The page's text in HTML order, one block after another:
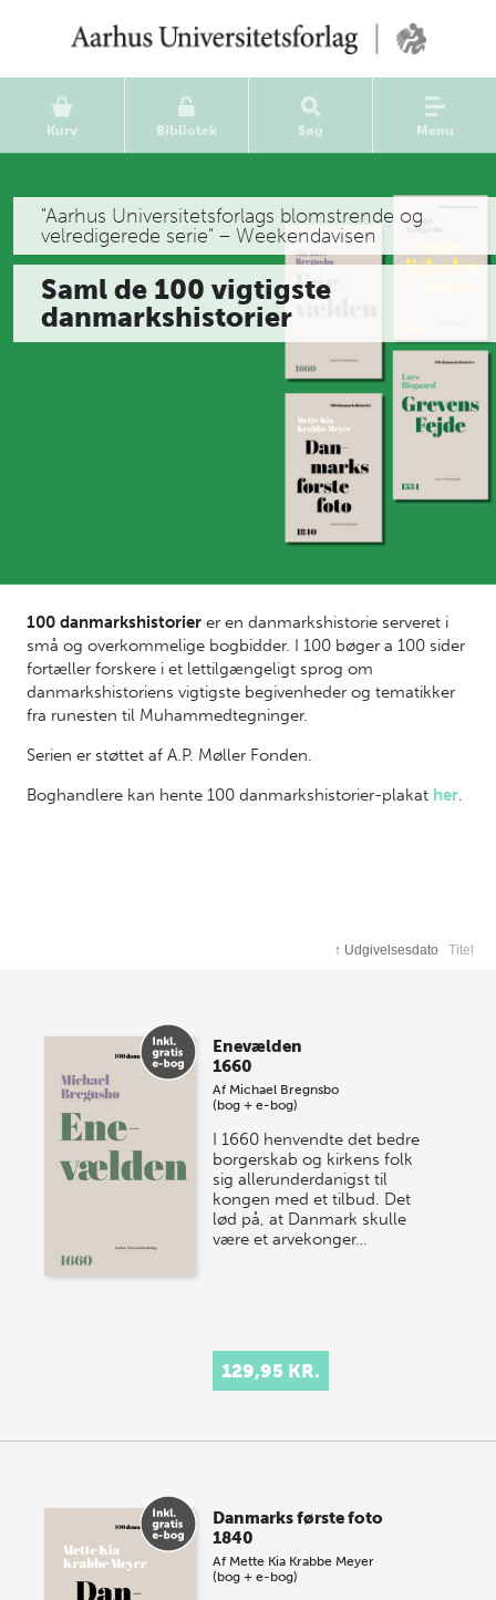
Kurv Bibliotek Søg Menu
"Aarhus Universitetsforlags blomstrende og
velredigerede serie" – Weekendavisen
Saml de 100 vigtigste
danmarkshistorier
100 danmarkshistorier er en danmarkshistorie serveret i
små og overkommelige bogbidder. I 100 bøger a 100 sider
fortæller forskere i et lettilgængeligt sprog om
danmarkshistoriens vigtigste begivenheder og tematikker
fra runesten til Muhammedtegninger.
Serien er støttet af A.P. Møller Fonden.
Boghandlere kan hente 100 danmarkshistorier-plakat her.
↑ Udgivelsesdato Titel
Enevælden
1660
Af Michael Bregnsbo
(bog + e-bog)
I 1660 henvendte det bedre
borgerskab og kirkens folk
sig allerunderdanigst til
kongen med et tilbud. Det
lød på, at Danmark skulle
være et arvekonger…
129,95 KR.
Danmarks første foto
1840
Af Mette Kia Krabbe Meyer
(bog + e-bog)